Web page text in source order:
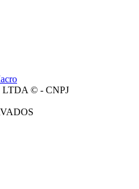
© - CNPJ